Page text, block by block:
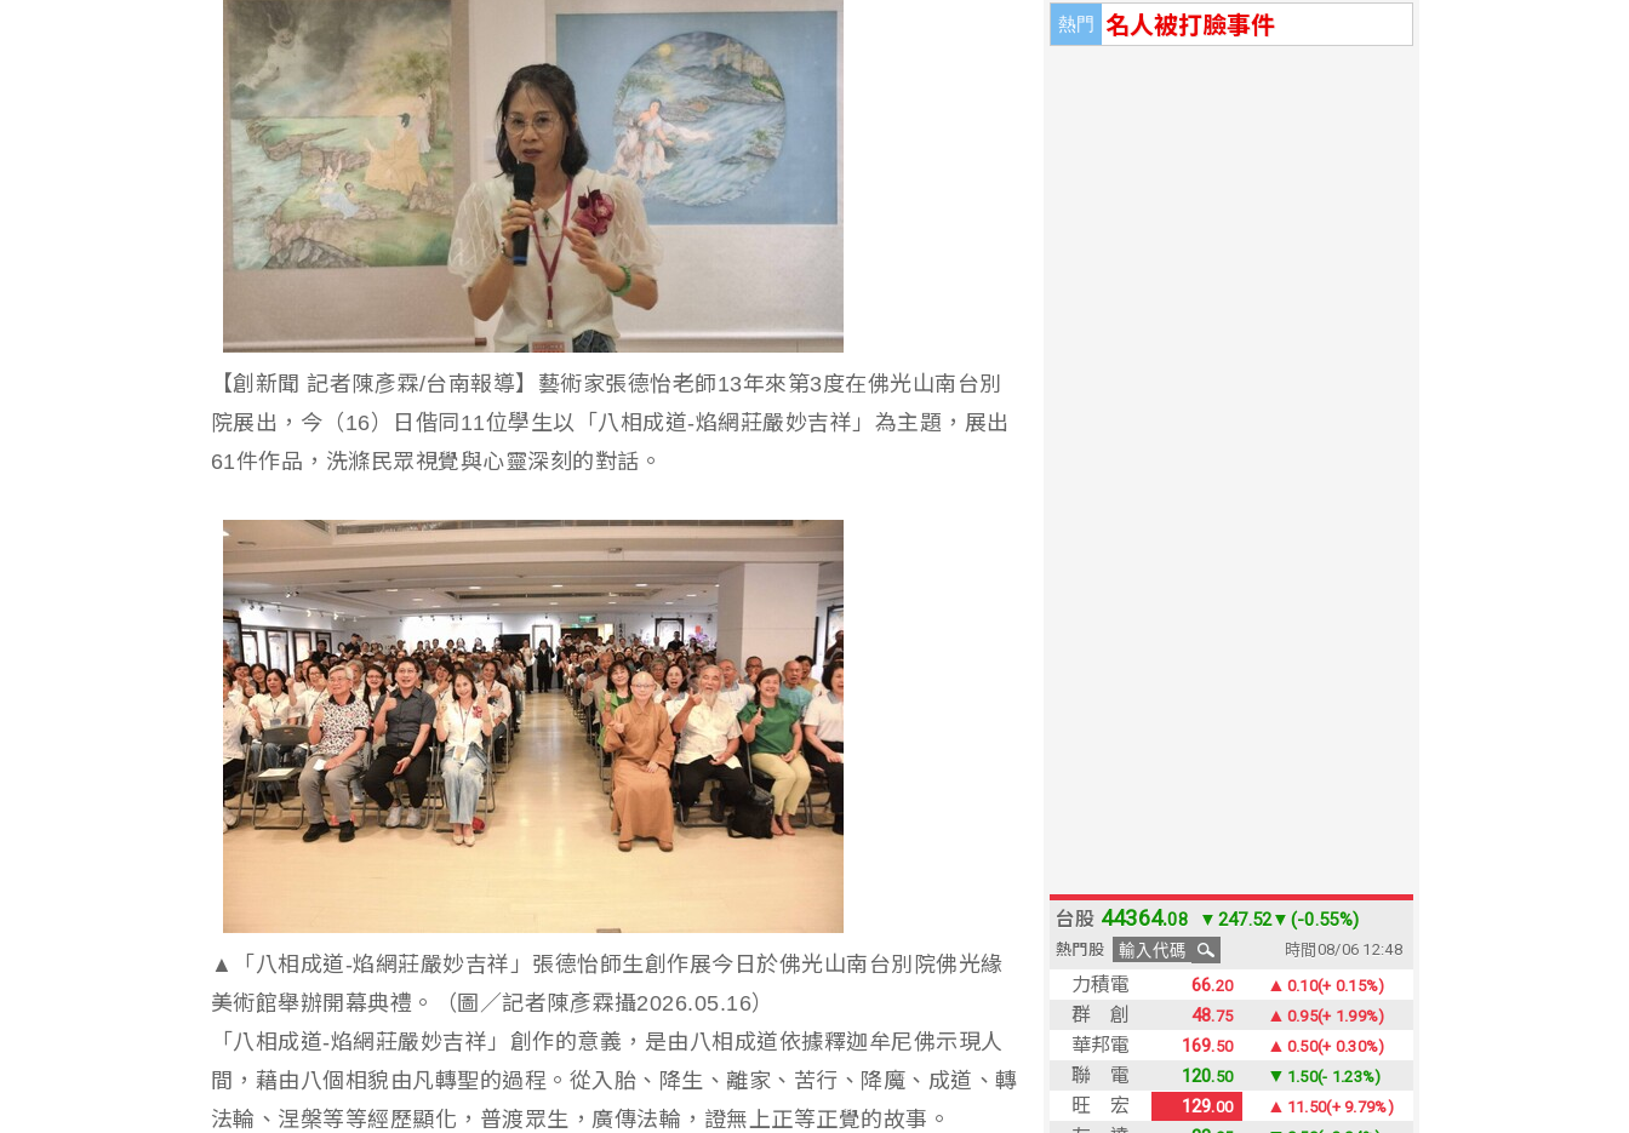
熱門 名人被打臉事件
【創新聞 記者陳彥霖/台南報導】藝術家張德怡老師13年來第3度在佛光山南台別
院展出，今（16）日偕同11位學生以「八相成道-焰網莊嚴妙吉祥」為主題，展出
61件作品，洗滌民眾視覺與心靈深刻的對話。
▲「八相成道-焰網莊嚴妙吉祥」張德怡師生創作展今日於佛光山南台別院佛光緣
美術館舉辦開幕典禮。（圖／記者陳彥霖攝2026.05.16）
「八相成道-焰網莊嚴妙吉祥」創作的意義，是由八相成道依據釋迦牟尼佛示現人
間，藉由八個相貌由凡轉聖的過程。從入胎、降生、離家、苦行、降魔、成道、轉
法輪、涅槃等等經歷顯化，普渡眾生，廣傳法輪，證無上正等正覺的故事。